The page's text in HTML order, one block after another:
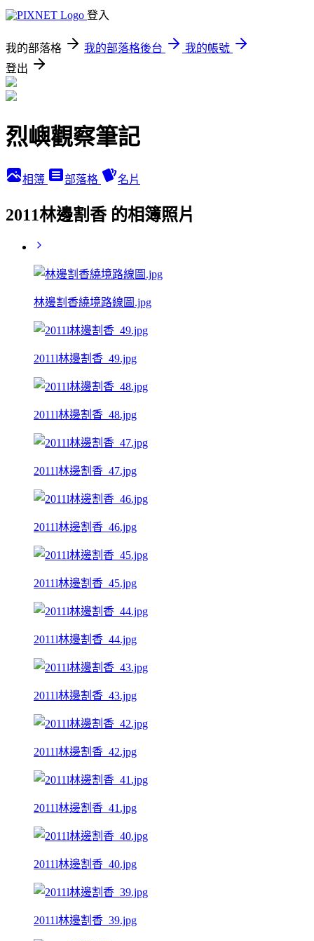
登入
我的部落格 我的部落格後台
我的帳號
登出
烈嶼觀察筆記
相簿 部落格 名片
2011林邊割香 的相簿照片
林邊割香繞境路線圖.jpg
2011l林邊割香_49.jpg
2011l林邊割香_48.jpg
2011l林邊割香_47.jpg
2011l林邊割香_46.jpg
2011l林邊割香_45.jpg
2011l林邊割香_44.jpg
2011l林邊割香_43.jpg
2011l林邊割香_42.jpg
2011l林邊割香_41.jpg
2011l林邊割香_40.jpg
2011l林邊割香_39.jpg